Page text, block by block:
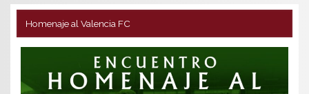
Homenaje al Valencia FC